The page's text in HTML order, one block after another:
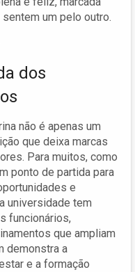
um pelo outro.
dos
não é apenas um
que deixa marcas
Para muitos, como
ponto de partida para
e
universidade tem
funcionários,
que ampliam
demonstra a
e a formação